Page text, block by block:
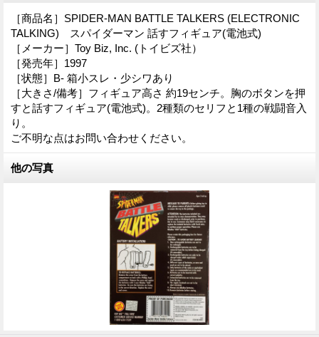
［商品名］SPIDER-MAN BATTLE TALKERS (ELECTRONIC
TALKING) スパイダーマン 話すフィギュア(電池式)
［メーカー］Toy Biz, Inc. (トイビズ社）
［発売年］1997
［状態］B- 箱小スレ・少シワあり
［大きさ/備考］フィギュア高さ 約19センチ。胸のボタンを押
すと話すフィギュア(電池式)。2種類のセリフと1種の戦闘音入
り。
ご不明な点はお問い合わせください。
他の写真